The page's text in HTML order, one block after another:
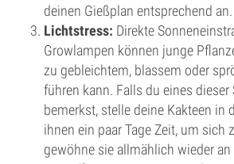
deinen Gießplan entsprechend an.
Lichtstress: Direkte
Growlampen können junge
zu gebleichtem, blassem oder
führen kann. Falls du eines
bemerkst, stelle deine Kakteen in
ihnen ein paar Tage Zeit, um sich
gewöhne sie allmählich wieder